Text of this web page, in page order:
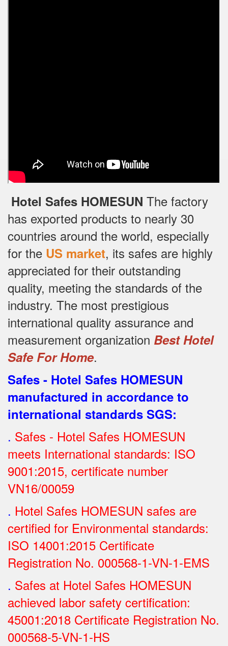
Hotel Safes HOMESUN The factory
has exported products to nearly 30
countries around the world, especially
for the US market, its safes are highly
appreciated for their outstanding
quality, meeting the standards of the
industry. The most prestigious
international quality assurance and
measurement organization Best Hotel
Safe For Home.
Safes - Hotel Safes HOMESUN
manufactured in accordance to
international standards SGS:
. Safes - Hotel Safes HOMESUN
meets International standards: ISO
9001:2015, certificate number
VN16/00059
. Hotel Safes HOMESUN safes are
certified for Environmental standards:
ISO 14001:2015 Certificate
Registration No. 000568-1-VN-1-EMS
. Safes at Hotel Safes HOMESUN
achieved labor safety certification:
45001:2018 Certificate Registration No.
000568-5-VN-1-HS